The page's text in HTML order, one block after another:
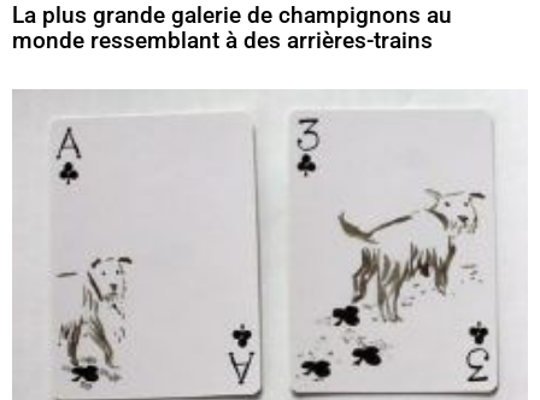
La plus grande galerie de champignons au
monde ressemblant à des arrières-trains